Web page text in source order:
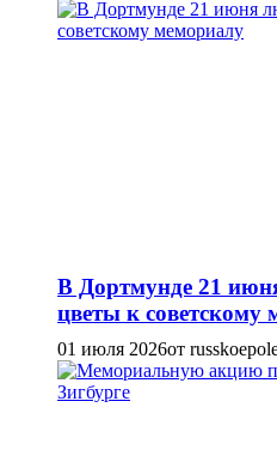
В Дортмунде 21
цветы к советскому
01 июля 2026от